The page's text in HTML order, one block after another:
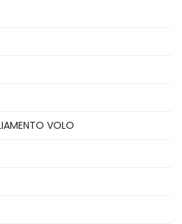
VOLO